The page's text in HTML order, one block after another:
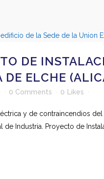
DE
DE ELCHE
0 Comments 0 Likes
y de contraincendios
de Industria. Proyecto de